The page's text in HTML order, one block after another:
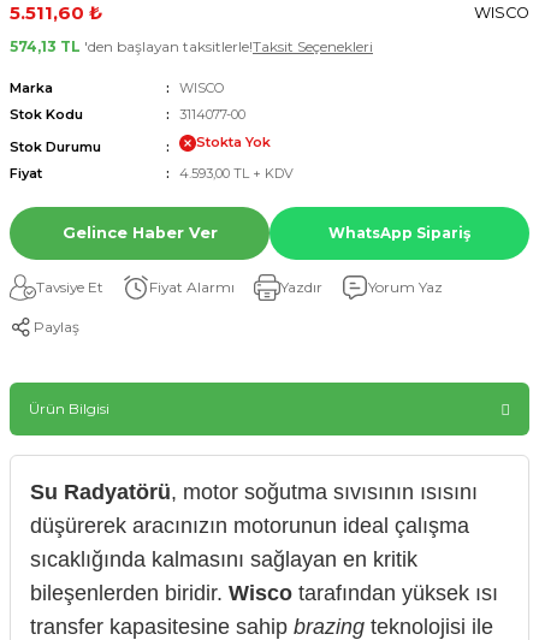
5.511,60 ₺
WISCO
574,13 TL 'den başlayan taksitlerle!Taksit Seçenekleri
Marka
WISCO
Stok Kodu
3114077-00
Stok Durumu
Stokta Yok
Fiyat
4.593,00 TL + KDV
Gelince Haber Ver WhatsApp Sipariş
Tavsiye Et Fiyat Alarmı Yazdır Yorum Yaz
Paylaş
Ürün Bilgisi
Su Radyatörü, motor soğutma sıvısının ısısını
düşürerek aracınızın motorunun ideal çalışma
sıcaklığında kalmasını sağlayan en kritik
bileşenlerden biridir. Wisco tarafından yüksek ısı
transfer kapasitesine sahip brazing teknolojisi ile